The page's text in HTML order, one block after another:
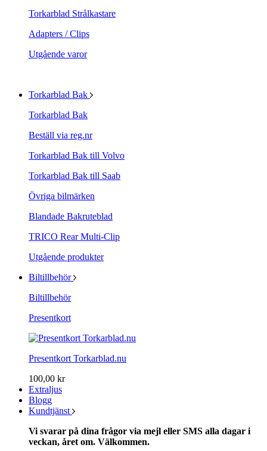
Torkarblad Strålkastare
Adapters / Clips
Utgående varor
Torkarblad Bak
Torkarblad Bak
Beställ via reg.nr
Torkarblad Bak till Volvo
Torkarblad Bak till Saab
Övriga bilmärken
Blandade Bakruteblad
TRICO Rear Multi-Clip
Utgående produkter
Biltillbehör
Biltillbehör
Presentkort
Presentkort Torkarblad.nu
100,00 kr
Extraljus
Blogg
Kundtjänst
Vi svarar på dina frågor via mejl eller SMS alla dagar i
veckan, året om. Välkommen.